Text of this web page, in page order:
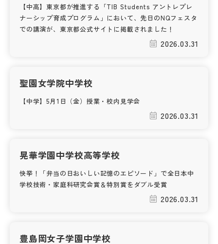
学校動画
帰国生受験情報
【中高】東京都が推進する「TIB Students アントレプレ
ナーシップ育成プログラム」において、先日のNQフェスタ
での講演が、東京都公式サイトに掲載されました！
2026.03.31
聖園女学院中学校
【中学】5月1日（金）授業・校内見学会
2026.03.31
晃華学園中学校高等学校
快挙！「弁当の日おいしい記憶のエピソード」で全日本中
学校技術・家庭科研究会賞＆特別賞をダブル受賞
2026.03.31
豊島岡女子学園中学校